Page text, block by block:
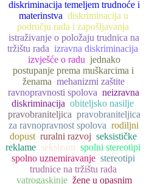
diskriminacija temeljem trudnoće i
materinstva diskriminacija u
području rada i zapošljavanja
istraživanje o položaju trudnica na
tržištu rada izravna diskriminacija
izvješće o radu jednako
postupanje prema muškarcima i
ženama mehanizmi zaštite
ravnopravnosti spolova neizravna
diskriminacija obiteljsko nasilje
pravobraniteljica pravobraniteljica
za ravnopravnost spolova rodiljni
dopust ruralni razvoj seksističke
reklame seksizam spolni stereotipi
spolno uznemiravanje stereotipi
trudnice na tržištu rada
vatrogaskinje žene u opasnim